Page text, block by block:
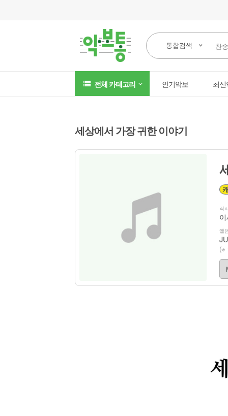
통합검색
전체 카테고리 인기악보 최
세상에서 가장 귀한 이야기
작
앨
(※